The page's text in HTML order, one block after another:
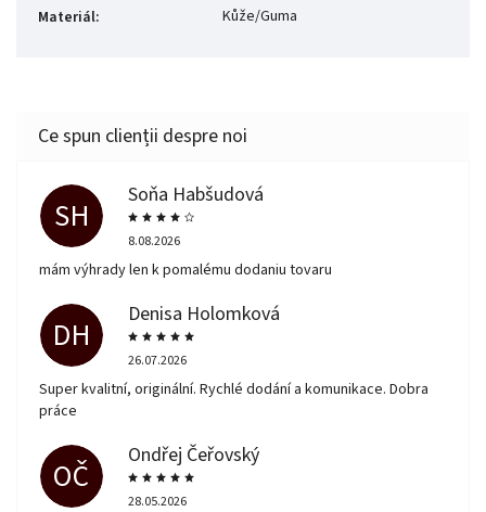
Materiál: Kůže/Guma
SH
Soňa Habšudová
8.08.2026
mám výhrady len k pomalému dodaniu tovaru
DH
Denisa Holomková
26.07.2026
Super kvalitní, originální. Rychlé dodání a komunikace. Dobra
práce
OČ
Ondřej Čeřovský
28.05.2026